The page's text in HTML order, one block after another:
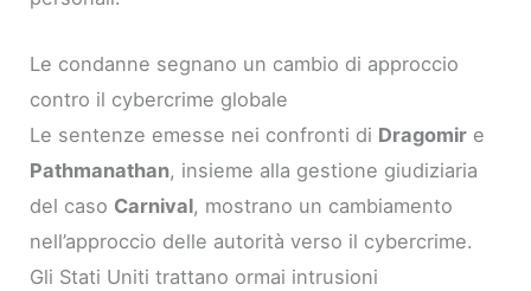
Le condanne segnano un cambio di approccio
contro il cybercrime globale
Le sentenze emesse nei confronti di Dragomir e
Pathmanathan, insieme alla gestione giudiziaria
del caso Carnival, mostrano un cambiamento
nell’approccio delle autorità verso il cybercrime.
Gli Stati Uniti trattano ormai intrusioni